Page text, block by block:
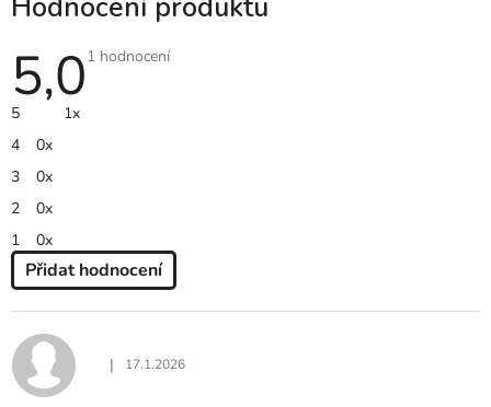
Hodnocení produktu
5,0 Průměrné
1 hodnocení
5
1x
4
0x
3
0x
2
0x
1
0x
Přidat hodnocení
P
I
S
Hodnocení produktu je 5 z 5 hvězdiček.
| 17.1.2026